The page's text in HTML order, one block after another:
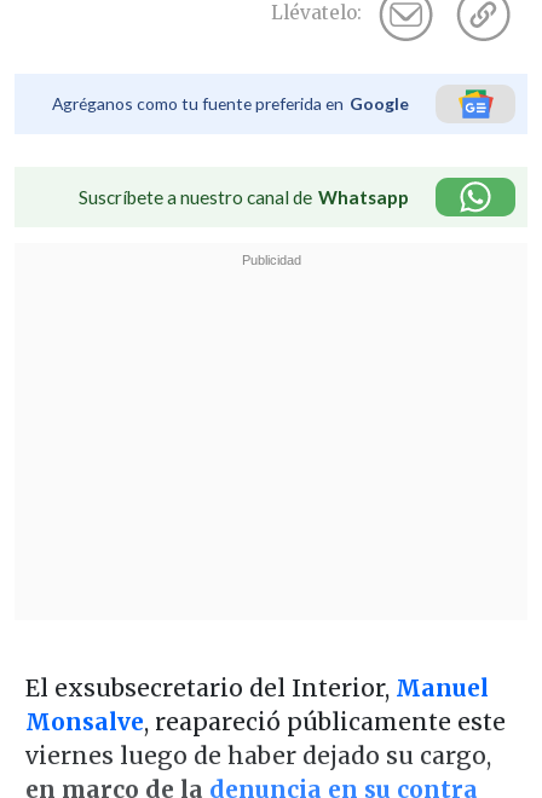
Llévatelo:
Agréganos como tu fuente preferida en Google
Suscríbete a nuestro canal de Whatsapp
El exsubsecretario del Interior, Manuel
Monsalve, reapareció públicamente este
viernes luego de haber dejado su cargo,
en marco de la denuncia en su contra